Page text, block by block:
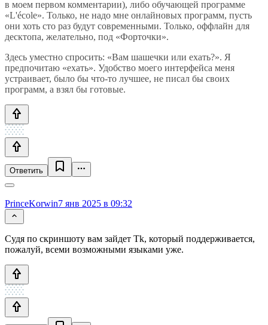
в моем первом комментарии), либо обучающей программе
«L'école». Только, не надо мне онлайновых программ, пусть
они хоть сто раз будут современными. Только, оффлайн для
десктопа, желательно, под «Форточки».
Здесь уместно спросить: «Вам шашечки или ехать?». Я
предпочитаю «ехать». Удобство моего интерфейса меня
устраивает, было бы что-то лучшее, не писал бы своих
программ, а взял бы готовые.
Ответить
PrinceKorwin7 янв 2025 в 09:32
Судя по скриншоту вам зайдет Tk, который поддерживается,
пожалуй, всеми возможными языками уже.